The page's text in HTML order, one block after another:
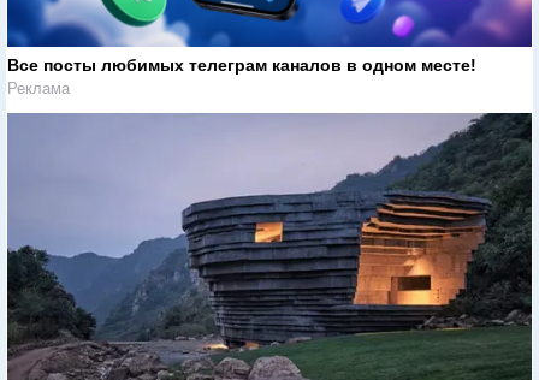
Все посты любимых телеграм каналов в одном месте!
Реклама